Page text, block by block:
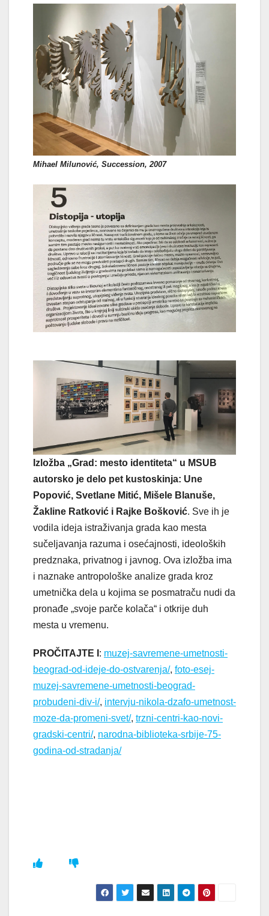
Mihael Milunović, Succession, 2007
Izložba „Grad: mesto identiteta“ u MSUB
autorsko je delo pet kustoskinja: Une
Popović, Svetlane Mitić, Mišele Blanuše,
Žakline Ratković i Rajke Bošković. Sve ih je
vodila ideja istraživanja grada kao mesta
sučeljavanja razuma i osećajnosti, ideoloških
predznaka, privatnog i javnog. Ova izložba ima
i naznake antropološke analize grada kroz
umetnička dela u kojima se posmatraču nudi da
pronađe „svoje parče kolača“ i otkrije duh
mesta u vremenu.
PROČITAJTE I : muzej-savremene-umetnosti-
beograd-od-ideje-do-ostvarenja/, foto-esej-
muzej-savremene-umetnosti-beograd-
probudeni-div-i/, intervju-nikola-dzafo-umetnost-
moze-da-promeni-svet/, trzni-centri-kao-novi-
gradski-centri/, narodna-biblioteka-srbije-75-
godina-od-stradanja/